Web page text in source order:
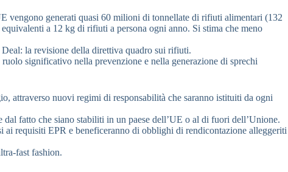
vengono generati quasi 60 milioni di tonnellate di rifiuti alimentari (132
a 12 kg di rifiuti a persona ogni anno. Si stima che meno
la revisione della direttiva quadro sui rifiuti.
significativo nella prevenzione e nella generazione di sprechi
attraverso nuovi regimi di responsabilità che saranno istituiti da ogni
fatto che siano stabiliti in un paese dell’UE o al di fuori dell’Unione.
requisiti EPR e beneficeranno di obblighi di rendicontazione alleggeriti
fast fashion.